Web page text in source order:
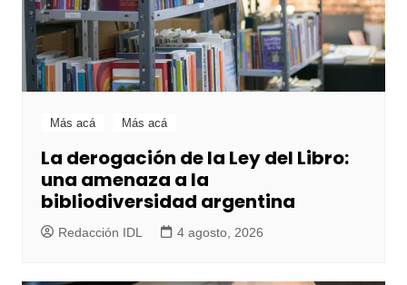
Más acá Más acá
La derogación de la Ley del Libro:
una amenaza a la
bibliodiversidad argentina
Redacción IDL 4 agosto, 2026